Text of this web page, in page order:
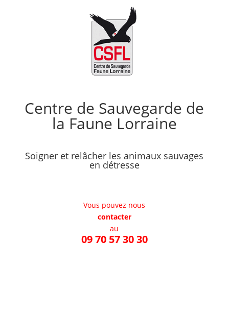
Centre de Sauvegarde de
la Faune Lorraine
Soigner et relâcher les animaux sauvages
en détresse
Vous pouvez nous
contacter
au
09 70 57 30 30